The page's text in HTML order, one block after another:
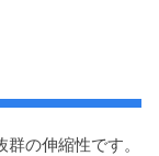
の伸縮性です。